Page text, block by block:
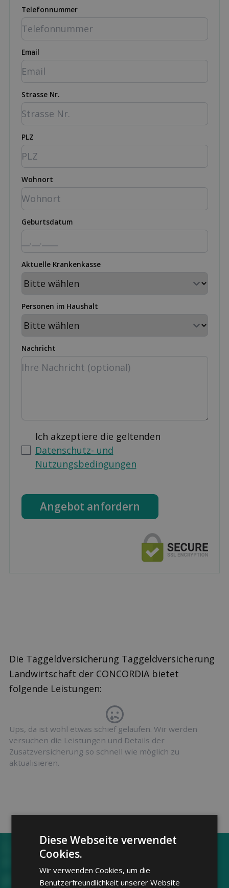
Telefonnummer
Email
Strasse Nr.
PLZ
Wohnort
Geburtsdatum
Aktuelle Krankenkasse
Personen im Haushalt
Nachricht
Ich akzeptiere die geltenden
Datenschutz- und
Nutzungsbedingungen
Angebot anfordern
Die Taggeldversicherung Taggeldversicherung
Landwirtschaft der CONCORDIA bietet
folgende Leistungen:
Ups, da ist wohl etwas schief gelaufen. Wir werden
versuchen die Leistungen und Details der
Zusatzversicherung so schnell wie möglich zu
aktualisieren.
Jetzt Zusatz­versicherungen
ver­gleichen
Diese Webseite verwendet
Cookies.
Wir verwenden Cookies, um die
Benutzerfreundlichkeit unserer Website